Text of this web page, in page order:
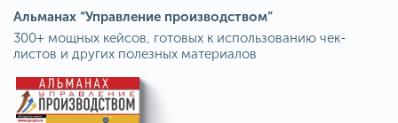
Альманах “Управление производством”
300+ мощных кейсов, готовых к использованию чек-
листов и других полезных материалов